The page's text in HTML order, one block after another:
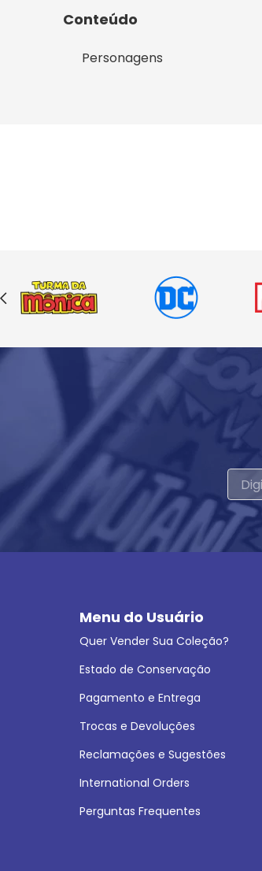
Conteúdo
Personagens
Menu do Usuário
Quer Vender Sua Coleção?
Estado de Conservação
Pagamento e Entrega
Trocas e Devoluções
Reclamações e Sugestões
International Orders
Perguntas Frequentes